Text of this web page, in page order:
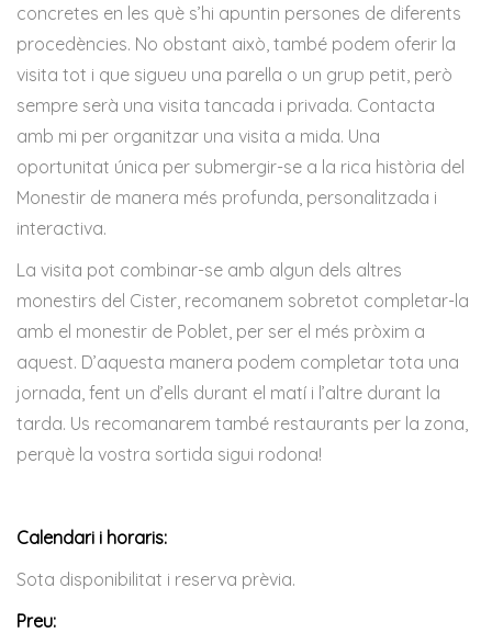
concretes en les què s’hi apuntin persones de diferents
procedències. No obstant això, també podem oferir la
visita tot i que sigueu una parella o un grup petit, però
sempre serà una visita tancada i privada. Contacta
amb mi per organitzar una visita a mida. Una
oportunitat única per submergir-se a la rica història del
Monestir de manera més profunda, personalitzada i
interactiva.
La visita pot combinar-se amb algun dels altres
monestirs del Cister, recomanem sobretot completar-la
amb el monestir de Poblet, per ser el més pròxim a
aquest. D’aquesta manera podem completar tota una
jornada, fent un d’ells durant el matí i l’altre durant la
tarda. Us recomanarem també restaurants per la zona,
perquè la vostra sortida sigui rodona!
Calendari i horaris:
Sota disponibilitat i reserva prèvia.
Preu: